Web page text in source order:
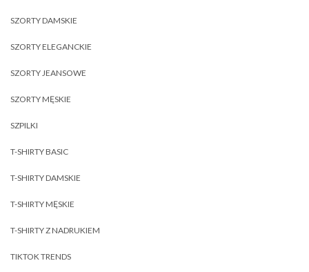
SZORTY DAMSKIE
SZORTY ELEGANCKIE
SZORTY JEANSOWE
SZORTY MĘSKIE
SZPILKI
T-SHIRTY BASIC
T-SHIRTY DAMSKIE
T-SHIRTY MĘSKIE
T-SHIRTY Z NADRUKIEM
TIKTOK TRENDS